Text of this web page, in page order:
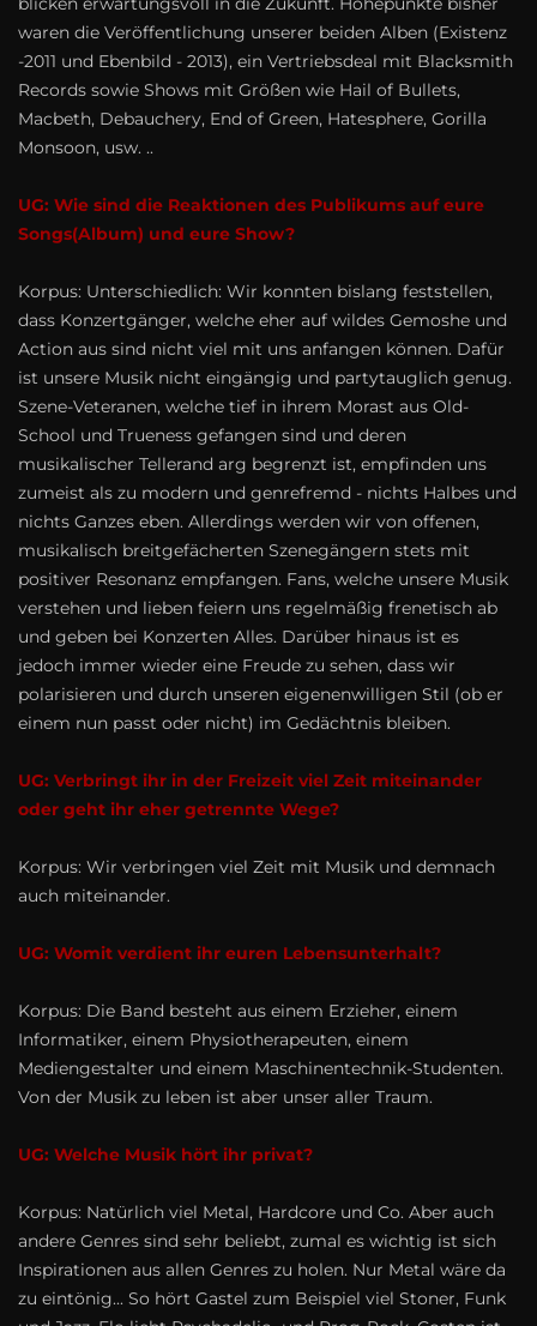
waren die Veröffentlichung unserer beiden Alben (Existenz
-2011 und Ebenbild - 2013), ein Vertriebsdeal mit Blacksmith
Records sowie Shows mit Größen wie Hail of Bullets,
Macbeth, De­bauchery, End of Green, Hatesphere, Gorilla
Monsoon, usw. ..
UG: Wie sind die Reaktionen des Publikums auf eure
Songs(Album) und eure Show?
Korpus: Unterschiedlich: Wir konnten bislang feststellen,
dass Konzertgänger, welche eher auf wildes Gemoshe und
Action aus sind nicht viel mit uns anfangen können. Dafür
ist unsere Musik nicht eingängig und party­tauglich genug.
Szene-Veteranen, welche tief in ihrem Morast aus Old-
School und Trueness gefangen sind und deren
musikalischer Tellerand arg begrenzt ist, empfinden uns
zumeist als zu modern und genrefremd - nichts Halbes und
nichts Ganzes eben. Allerdings werden wir von offenen,
musikalisch breitgefächerten Szenegängern stets mit
positiver Resonanz empfangen. Fans, welche unsere Musik
verstehen und lieben feiern uns regelmäßig frenetisch ab
und geben bei Konzerten Alles. Darüber hinaus ist es
jedoch immer wieder eine Freude zu sehen, dass wir
polarisieren und durch unseren eigenenwilligen Stil (ob er
einem nun passt oder nicht) im Gedächtnis bleiben.
UG: Verbringt ihr in der Freizeit viel Zeit miteinander
oder geht ihr eher getrennte Wege?
Korpus: Wir verbringen viel Zeit mit Musik und demnach
auch miteinander.
UG: Womit verdient ihr euren Lebensunterhalt?
Korpus: Die Band besteht aus einem Erzieher, einem
Informatiker, einem Physiotherapeuten, einem
Mediengestalter und einem Maschinentechnik-Studenten.
Von der Musik zu leben ist aber unser aller Traum.
UG: Welche Musik hört ihr privat?
Korpus: Natürlich viel Metal, Hardcore und Co. Aber auch
andere Genres sind sehr beliebt, zumal es wichtig ist sich
Inspiratio­nen aus allen Genres zu holen. Nur Metal wäre da
zu eintönig... So hört Gastel zum Beispiel viel Stoner, Funk